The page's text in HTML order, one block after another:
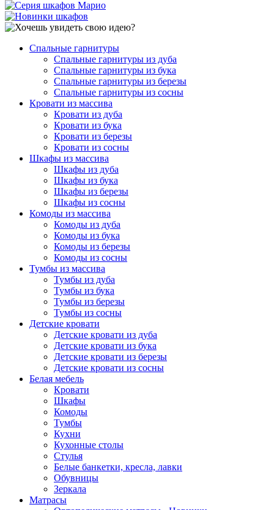
Спальные гарнитуры
Спальные гарнитуры из дуба
Спальные гарнитуры из бука
Спальные гарнитуры из березы
Спальные гарнитуры из сосны
Кровати из массива
Кровати из дуба
Кровати из бука
Кровати из березы
Кровати из сосны
Шкафы из массива
Шкафы из дуба
Шкафы из бука
Шкафы из березы
Шкафы из сосны
Комоды из массива
Комоды из дуба
Комоды из бука
Комоды из березы
Комоды из сосны
Тумбы из массива
Тумбы из дуба
Тумбы из бука
Тумбы из березы
Тумбы из сосны
Детские кровати
Детские кровати из дуба
Детские кровати из бука
Детские кровати из березы
Детские кровати из сосны
Белая мебель
Кровати
Шкафы
Комоды
Тумбы
Кухни
Кухонные столы
Стулья
Белые банкетки, кресла, лавки
Обувницы
Зеркала
Матрасы